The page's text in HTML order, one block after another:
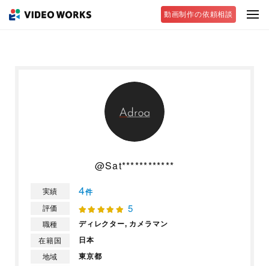
動画制作の依頼相談
@Sat************
実績 4件
評価
5
職種 ディレクター, カメラマン
在籍国
日本
地域
東京都